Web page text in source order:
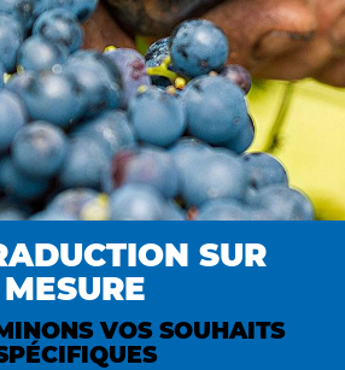
SUR
MESURE
VOS SOUHAITS